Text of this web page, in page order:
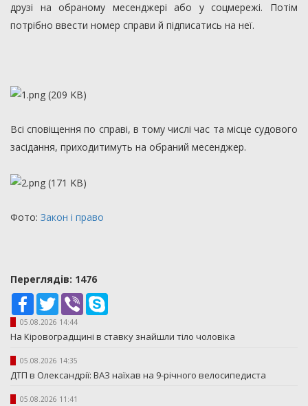
друзі на обраному месенджері або у соцмережі. Потім
потрібно ввести номер справи й підписатись на неї.
Всі сповіщення по справі, в тому числі час та місце судового
засідання, приходитимуть на обраний месенджер.
Фото: Закон і право
Переглядiв: 1476
Facebook
TwitterViber
05.08.2026 14:44
На Кіровоградщині в ставку знайшли тіло чоловіка
05.08.2026 14:35
ДТП в Олександрії: ВАЗ наїхав на 9-річного велосипедиста
05.08.2026 11:41